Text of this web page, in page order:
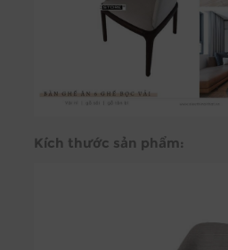
Kích thước sản phẩm: